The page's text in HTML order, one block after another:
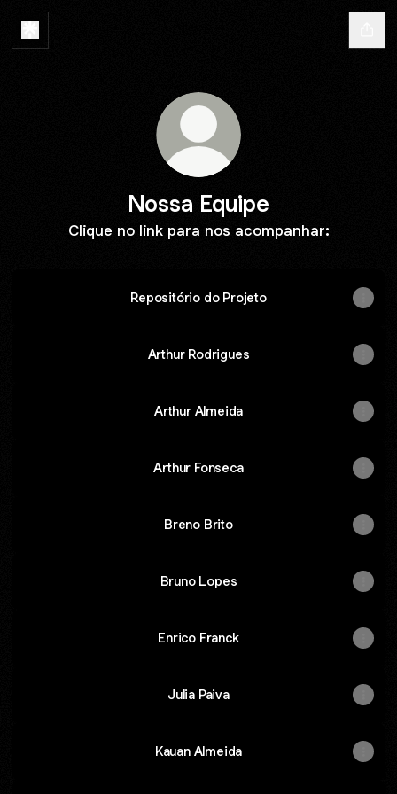
Nossa Equipe
Clique no link para nos acompanhar:
Repositório do Projeto
Arthur Rodrigues
Arthur Almeida
Arthur Fonseca
Breno Brito
Bruno Lopes
Enrico Franck
Julia Paiva
Kauan Almeida